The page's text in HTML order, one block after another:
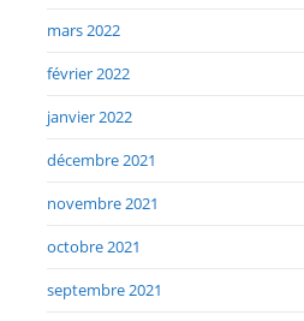
mars 2022
février 2022
janvier 2022
décembre 2021
novembre 2021
octobre 2021
septembre 2021